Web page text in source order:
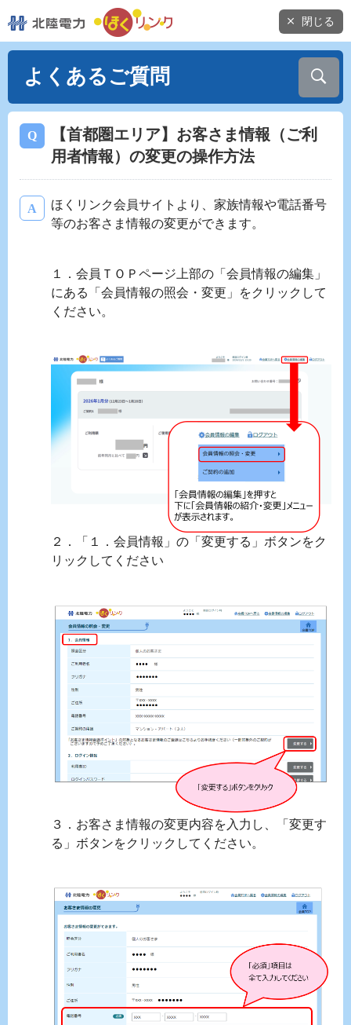
閉じる
よくあるご質問
【首都圏エリア】お客さま情報（ご利
用者情報）の変更の操作方法
ほくリンク会員サイトより、家族情報や電話番号
等のお客さま情報の変更ができます。
１．会員ＴＯＰページ上部の「会員情報の編集」
にある「会員情報の照会・変更」をクリックして
ください。
２．「１．会員情報」の「変更する」ボタンをク
リックしてください
３．お客さま情報の変更内容を入力し、「変更す
る」ボタンをクリックしてください。